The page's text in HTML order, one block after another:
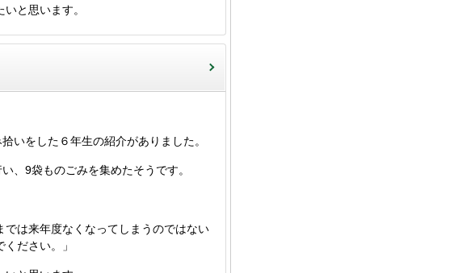
と思います。
いをした６年生の紹介がありました。
、9袋ものごみを集めたそうです。
では来年度なくなってしまうのではない
ださい。」